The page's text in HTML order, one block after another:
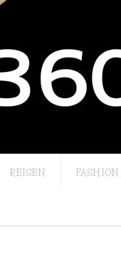
REISEN FASHION